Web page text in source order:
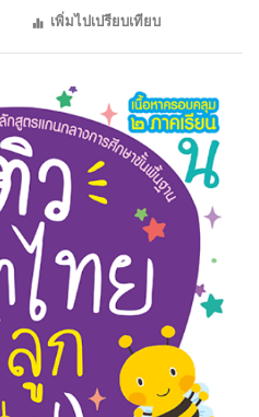
เพิ่มไปเปรียบเทียบ